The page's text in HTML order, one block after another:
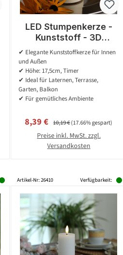
LED Stumpenkerze -
Kunststoff - 3D
Flamme - H: 17,5cm -
D: 7,5cm - Timer - für
Innen/Außen - creme
✔ Elegante Kunststoffkerze für Innen
und Außen
✔ Höhe: 17,5cm, Timer
✔ Ideal für Laternen, Terrasse,
Garten, Balkon
✔ Für gemütliches Ambiente
Verkaufspreis:
8,39 € Regulärer Preis:
10,19 €(17.66% gespart)
Preise inkl. MwSt. zzgl.
Versandkosten
Artikel-Nr: 26410 Verfügbarkeit: